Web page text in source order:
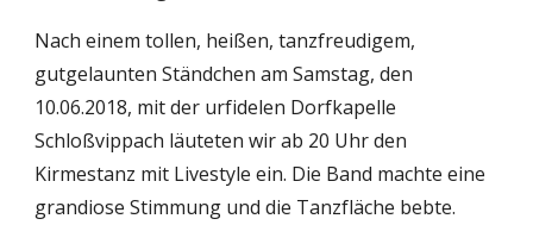
Nach einem tollen, heißen, tanzfreudigem,
gutgelaunten Ständchen am Samstag, den
10.06.2018, mit der urfidelen Dorfkapelle
Schloßvippach läuteten wir ab 20 Uhr den
Kirmestanz mit Livestyle ein. Die Band machte eine
grandiose Stimmung und die Tanzfläche bebte.